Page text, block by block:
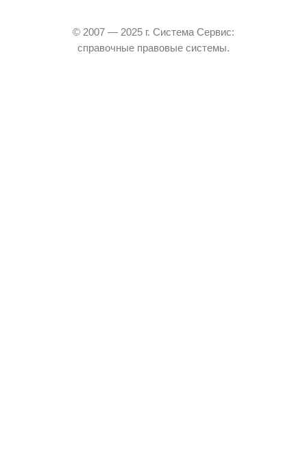
© 2007 — 2025 г. Система Сервис:
справочные правовые системы.